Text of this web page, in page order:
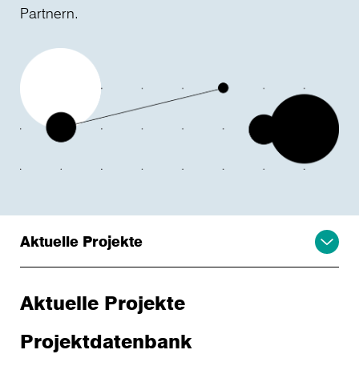
Partnern.
Aktuelle Projekte
Aktuelle Projekte
Projektdatenbank